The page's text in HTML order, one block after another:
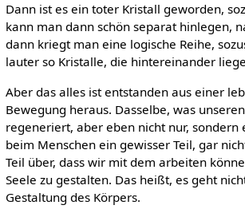
Dann ist es ein toter Kristall geworden,
kann man dann schön separat hinlegen,
dann kriegt man eine logische Reihe,
lauter so Kristalle, die hintereinander
Aber das alles ist entstanden aus einer
Bewegung heraus. Dasselbe, was
regeneriert, aber eben nicht nur, sondern
beim Menschen ein gewisser Teil, gar
Teil über, dass wir mit dem arbeiten
Seele zu gestalten. Das heißt, es geht
Gestaltung des Körpers.